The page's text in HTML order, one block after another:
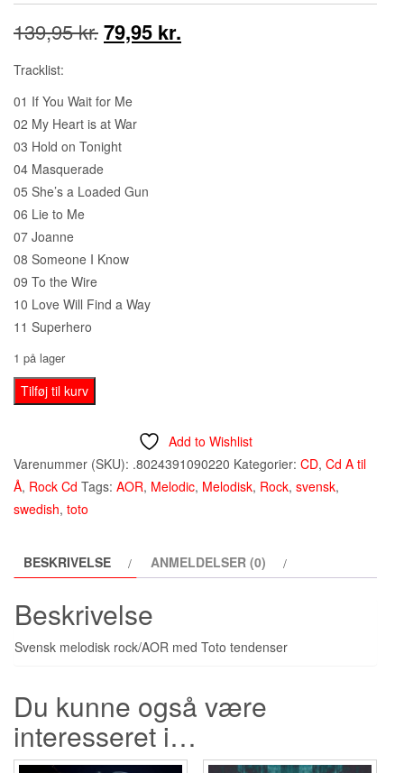
139,95kr.Den
pris
var:
139,95 kr..
79,95 kr.
Tracklist:
01 If You Wait for Me
02 My Heart is at War
03 Hold on Tonight
04 Masquerade
05 She’s a Loaded Gun
06 Lie to Me
07 Joanne
08 Someone I Know
09 To the Wire
10 Love Will Find a Way
11 Superhero
1 på lager
State
Of
Superhero
CD
Tilføj til kurv
Add to Wishlist
Varenummer (SKU): .8024391090220 Kategorier: CD, Cd A til
Å, Rock Cd Tags: AOR, Melodic, Melodisk, Rock, svensk,
swedish, toto
BESKRIVELSE ANMELDELSER (0)
Beskrivelse
Svensk melodisk rock/AOR med Toto tendenser
Du kunne også være
interesseret i…